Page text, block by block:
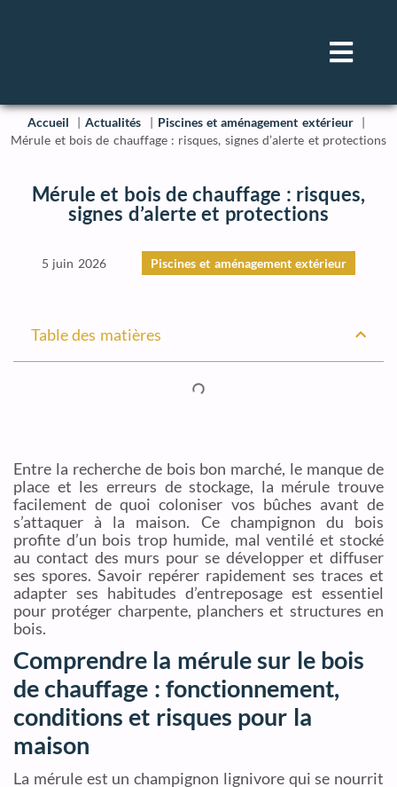
Accueil Actualités
Piscines et aménagement extérieur
Mérule et bois de chauffage : risques, signes d’alerte et protections
Mérule et bois de chauffage : risques,
signes d’alerte et protections
5 juin 2026 Piscines et aménagement extérieur
Table des matières
Entre la recherche de bois bon marché, le manque de
place et les erreurs de stockage, la mérule trouve
facilement de quoi coloniser vos bûches avant de
s’attaquer à la maison. Ce champignon du bois
profite d’un bois trop humide, mal ventilé et stocké
au contact des murs pour se développer et diffuser
ses spores. Savoir repérer rapidement ses traces et
adapter ses habitudes d’entreposage est essentiel
pour protéger charpente, planchers et structures en
bois.
Comprendre la mérule sur le bois
de chauffage : fonctionnement,
conditions et risques pour la
maison
La mérule est un champignon lignivore qui se nourrit